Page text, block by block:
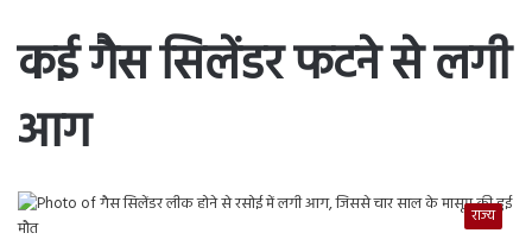
कई गैस सिलेंडर फटने से लगी
आग
राज्य